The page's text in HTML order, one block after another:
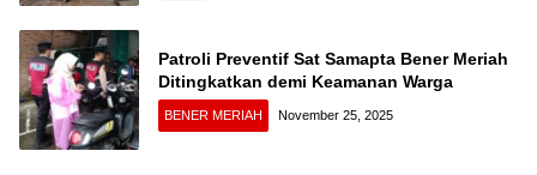
Patroli Preventif Sat Samapta Bener Meriah
Ditingkatkan demi Keamanan Warga
BENER MERIAH November 25, 2025